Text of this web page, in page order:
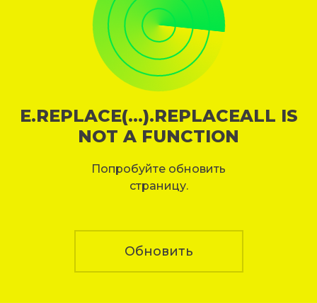
E.REPLACE(...).REPLACEALL IS
NOT A FUNCTION
Попробуйте обновить
страницу.
Обновить